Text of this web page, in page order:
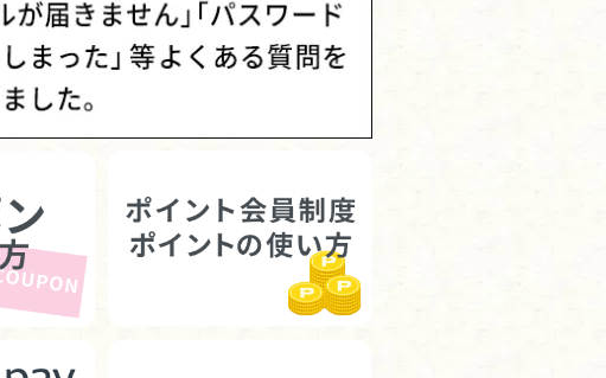
でよろしくお願い致します。（2